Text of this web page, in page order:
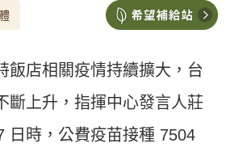
飯店相關疫情持續擴大，台
斷上升，指揮中心發言人莊
日時，公費疫苗接種 7504